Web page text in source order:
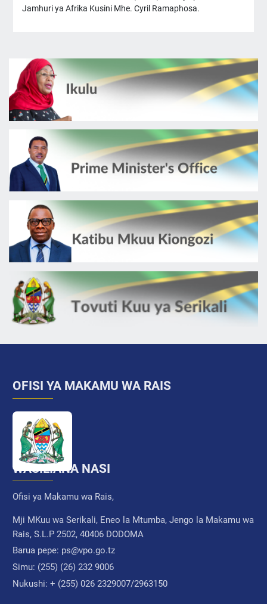
Jamhuri ya Afrika Kusini Mhe. Cyril Ramaphosa.
OFISI YA MAKAMU WA RAIS
WASILIANA NASI
Ofisi ya Makamu wa Rais,
Mji MKuu wa Serikali, Eneo la Mtumba, Jengo la Makamu wa
Rais, S.L.P 2502, 40406 DODOMA
Barua pepe: ps@vpo.go.tz
Simu: (255) (26) 232 9006
Nukushi: + (255) 026 2329007/2963150